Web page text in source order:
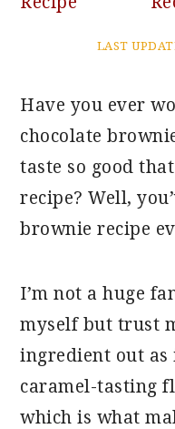
LAST
Have you ever
chocolate
taste so good
recipe? Well,
brownie recipe
I’m not a huge
myself but trust
ingredient out as
caramel-tasting
which is what